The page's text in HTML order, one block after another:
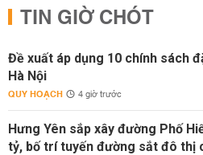
TIN GIỜ CHÓT
Đề xuất áp dụng 10 chính sách
Hà Nội
QUY HOẠCH 4 giờ trước
Hưng Yên sắp xây đường Phố
tỷ, bố trí tuyến đường sắt đô thị